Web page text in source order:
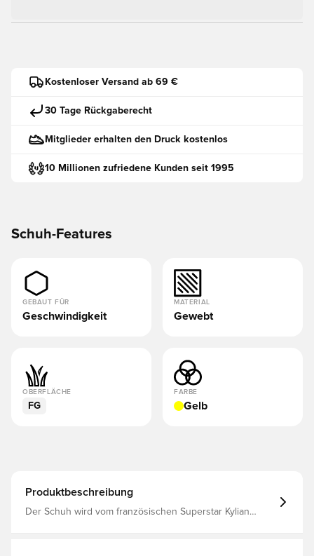
Kostenloser Versand ab 69 €
30 Tage Rückgaberecht
Mitglieder erhalten den Druck kostenlos
10 Millionen zufriedene Kunden seit 1995
Schuh-Features
GEBAUT FÜR
Geschwindigkeit
MATERIAL
Gewebt
OBERFLÄCHE
FG
FARBE
Gelb
Produktbeschreibung
Der Schuh wird vom französischen Superstar Kylian